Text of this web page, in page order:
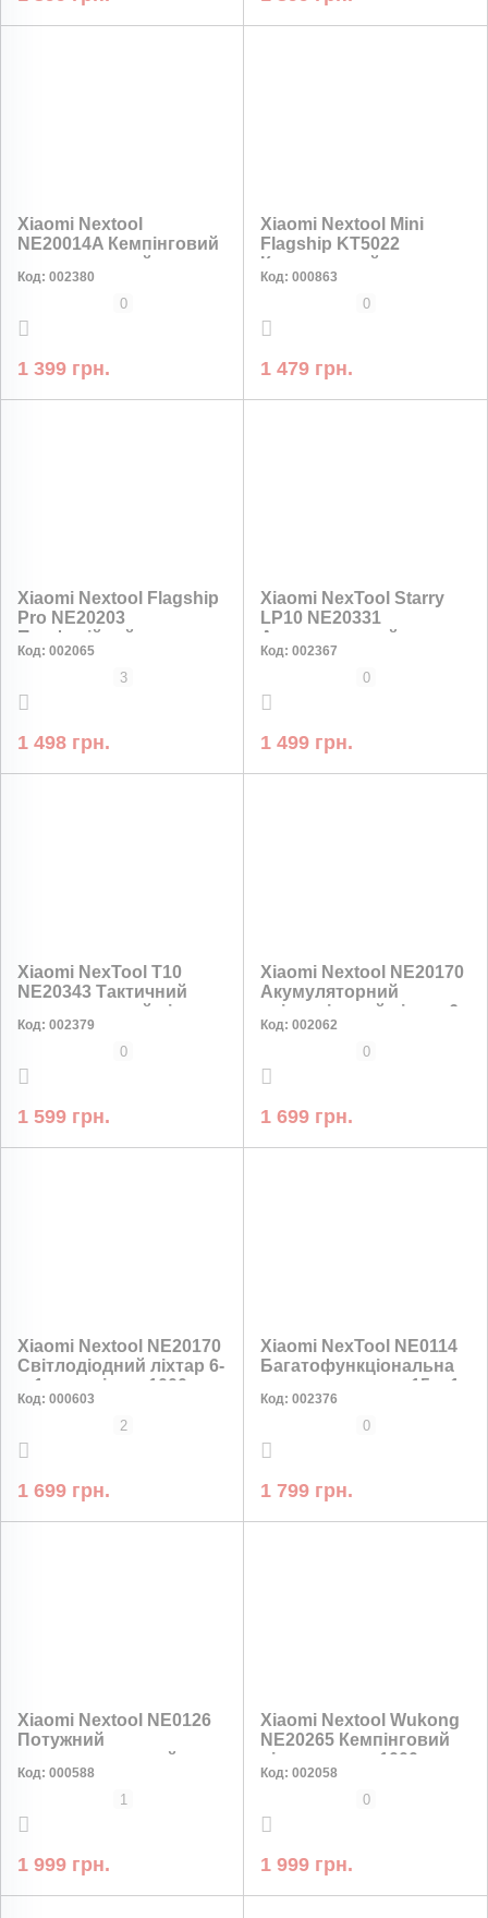
Xiaomi Nextool
NE20014A Кемпінговий
акумуляторний
світлодіодний ліхтар-
повербанк 600 лм, 5000
мАг, RGB, 168 год
Код: 002380
0
1 399 грн.
Xiaomi Nextool Mini
Flagship KT5022
Кишеньковий
мультитул 10 в 1
Код: 000863
0
1 479 грн.
Xiaomi Nextool Flagship
Pro NE20203
Професійний
мультитул 16 в 1
Код: 002065
3
1 498 грн.
Xiaomi NexTool Starry
LP10 NE20331
Акумуляторний
кемпінговий ліхтар 500
лм, USB-C, 2600 мАг, 30
год
Код: 002367
0
1 499 грн.
Xiaomi NexTool T10
NE20343 Тактичний
акумуляторний ліхтар
2000 лм, USB-C, IPX7
Код: 002379
0
1 599 грн.
Xiaomi Nextool NE20170
Акумуляторний
світлодіодний ліхтар 6
в 1, 1000 лм, USB Type-
Код: 002062
0
1 699 грн.
Xiaomi Nextool NE20170
Світлодіодний ліхтар 6-
в-1 з магнітом, 1000 лм,
2600 мАг, Type-C,
Червоне світло
Код: 000603
2
1 699 грн.
Xiaomi NexTool NE0114
Багатофункціональна
складана лопата 15 в 1
Код: 002376
0
1 799 грн.
Xiaomi Nextool NE0126
Потужний
водонепроникний
ліхтар 2000 лм, 5000
мАг, 140 годин, Type-C
Код: 000588
1
1 999 грн.
Xiaomi Nextool Wukong
NE20265 Кемпінговий
ліхтар-лампа 1000лм,
110 годин, 72 в 1
Код: 002058
0
1 999 грн.